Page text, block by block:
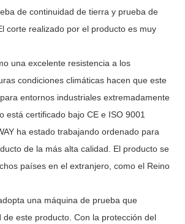
de continuidad de tierra y prueba de
corte realizado por el producto es muy
una excelente resistencia a los
condiciones climáticas hacen que este
entornos industriales extremadamente
está certificado bajo CE e ISO 9001
ha estado trabajando ordenado para
de la más alta calidad. El producto se
países en el extranjero, como el Reino
una máquina de prueba que
de este producto. Con la protección del